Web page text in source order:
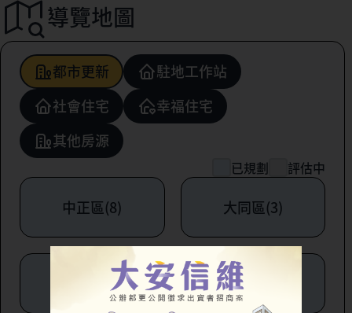
導覽地圖
都市更新
駐地工作站
社會住宅
幸福住宅
其他房源
已規劃 評估中
中正區(8) 大同區(3)
中山區(6) 松山區(1)